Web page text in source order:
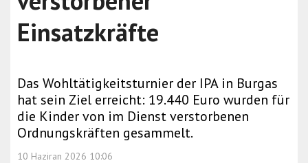
Einsatzkräfte
Das Wohltätigkeitsturnier der IPA in Burgas
hat sein Ziel erreicht: 19.440 Euro wurden für
die Kinder von im Dienst verstorbenen
Ordnungskräften gesammelt.
10 Haziran 2026 10:06